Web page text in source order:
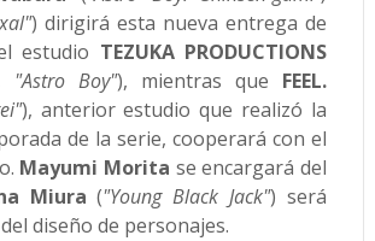
) dirigirá esta nueva entrega de
estudio TEZUKA PRODUCTIONS
"Astro Boy"), mientras que FEEL.
), anterior estudio que realizó la
de la serie, cooperará con el
Mayumi Morita se encargará del
Miura ("Young Black Jack") será
diseño de personajes.